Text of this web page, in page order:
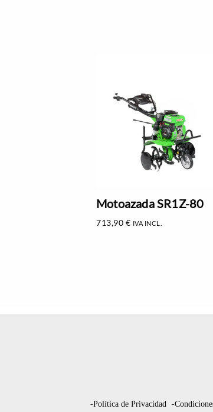
Motoazada SR1Z-80
713,90 € IVA INCL.
-Política de Privacidad -